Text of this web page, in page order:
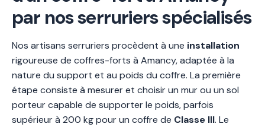
par nos serruriers spécialisés
Nos artisans serruriers procèdent à une installation
rigoureuse de coffres-forts à Amancy, adaptée à la
nature du support et au poids du coffre. La première
étape consiste à mesurer et choisir un mur ou un sol
porteur capable de supporter le poids, parfois
supérieur à 200 kg pour un coffre de Classe III. Le